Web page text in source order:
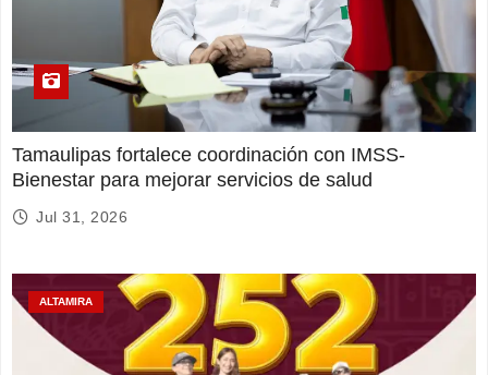
Tamaulipas fortalece coordinación con IMSS-
Bienestar para mejorar servicios de salud
Jul 31, 2026
ALTAMIRA